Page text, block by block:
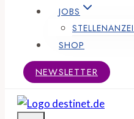
JOBS
SHOP
NEWSLETTER